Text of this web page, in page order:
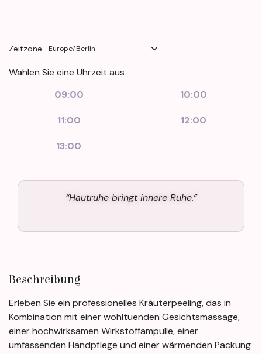
Zeitzone:
Wählen Sie eine Uhrzeit aus
09:00
10:00
11:00 12:00
13:00
“Hautruhe bringt innere Ruhe.”
Beschreibung
Erleben Sie ein professionelles Kräuterpeeling, das in
Kombination mit einer wohltuenden Gesichtsmassage,
einer hochwirksamen Wirkstoffampulle, einer
umfassenden Handpflege und einer wärmenden Packung